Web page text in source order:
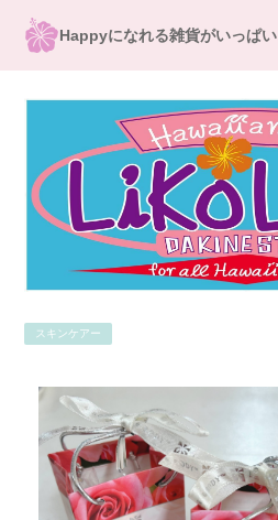
Happyになれる雑貨がいっぱい
スキンケアー